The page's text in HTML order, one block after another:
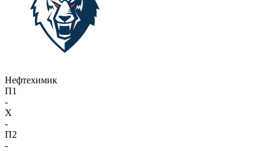
Нефтехимик
П1
-
X
-
П2
-